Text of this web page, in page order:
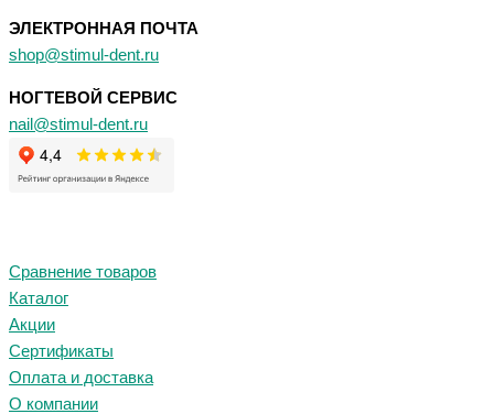
ЭЛЕКТРОННАЯ ПОЧТА
shop@stimul-dent.ru
НОГТЕВОЙ СЕРВИС
nail@stimul-dent.ru
Сравнение товаров
Каталог
Акции
Сертификаты
Оплата и доставка
О компании